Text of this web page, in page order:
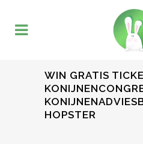
WIN GRATIS
HOPSTER